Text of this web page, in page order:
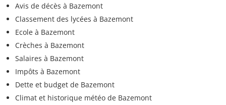
Avis de décès à Bazemont
Classement des lycées à Bazemont
Ecole à Bazemont
Crèches à Bazemont
Salaires à Bazemont
Impôts à Bazemont
Dette et budget de Bazemont
Climat et historique météo de Bazemont